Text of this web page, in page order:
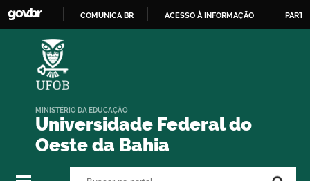
COMUNICA BR ACESSO À INFORMAÇÃO
Universidade Federal do
Oeste da Bahia
MINISTÉRIO DA EDUCAÇÃO